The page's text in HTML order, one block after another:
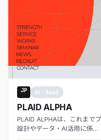
JP AI・SaaS
PLAID ALPHA
PLAID ALPHAは、これまで
設計やデータ・AI活用に係…